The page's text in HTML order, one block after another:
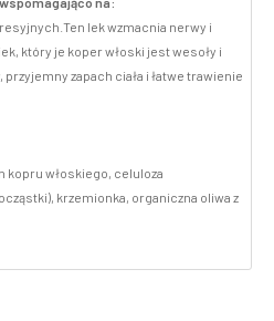
lek wzmacnia nerwy i
który je koper włoski jest wesoły i
zapach ciała i łatwe trawienie
kopru włoskiego, celuloza
krzemionka, organiczna oliwa z